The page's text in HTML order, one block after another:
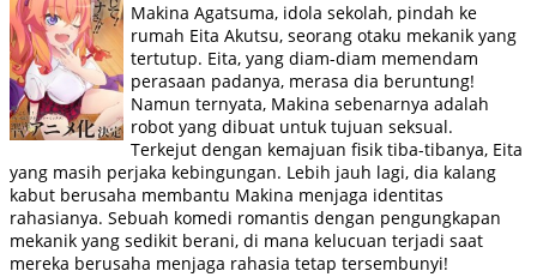
Makina Agatsuma, idola sekolah, pindah ke
rumah Eita Akutsu, seorang otaku mekanik yang
tertutup. Eita, yang diam-diam memendam
perasaan padanya, merasa dia beruntung!
Namun ternyata, Makina sebenarnya adalah
robot yang dibuat untuk tujuan seksual.
Terkejut dengan kemajuan fisik tiba-tibanya, Eita
yang masih perjaka kebingungan. Lebih jauh lagi, dia kalang
kabut berusaha membantu Makina menjaga identitas
rahasianya. Sebuah komedi romantis dengan pengungkapan
mekanik yang sedikit berani, di mana kelucuan terjadi saat
mereka berusaha menjaga rahasia tetap tersembunyi!